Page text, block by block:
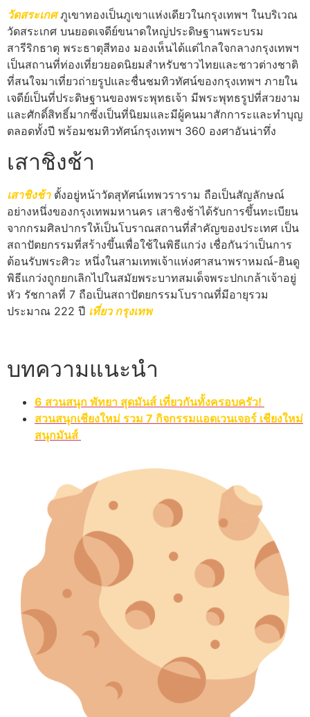
วัดสระเกศภูเขาทองเป็นภูเขาแห่งเดียวในกรุงเทพฯ ในบริเวณ
วัดสระเกศ บนยอดเจดีย์ขนาดใหญ่ประดิษฐานพระบรม
สารีริกธาตุ พระธาตุสีทอง มองเห็นได้แต่ไกลใจกลางกรุงเทพฯ
เป็นสถานที่ท่องเที่ยวยอดนิยมสำหรับชาวไทยและชาวต่างชาติ
ที่สนใจมาเที่ยวถ่ายรูปและชื่นชมทิวทัศน์ของกรุงเทพฯ ภายใน
เจดีย์เป็นที่ประดิษฐานของพระพุทธเจ้า มีพระพุทธรูปที่สวยงาม
และศักดิ์สิทธิ์มากซึ่งเป็นที่นิยมและมีผู้คนมาสักการะและทำบุญ
ตลอดทั้งปี พร้อมชมทิวทัศน์กรุงเทพฯ 360 องศาอันน่าทึ่ง
เสาชิงช้า
เสาชิงช้าตั้งอยู่หน้าวัดสุทัศน์เทพวราราม ถือเป็นสัญลักษณ์
อย่างหนึ่งของกรุงเทพมหานคร เสาชิงช้าได้รับการขึ้นทะเบียน
จากกรมศิลปากรให้เป็นโบราณสถานที่สำคัญของประเทศ เป็น
สถาปัตยกรรมที่สร้างขึ้นเพื่อใช้ในพิธีแกว่ง เชื่อกันว่าเป็นการ
ต้อนรับพระศิวะ หนึ่งในสามเทพเจ้าแห่งศาสนาพราหมณ์-ฮินดู
พิธีแกว่งถูกยกเลิกไปในสมัยพระบาทสมเด็จพระปกเกล้าเจ้าอยู่
หัว รัชกาลที่ 7 ถือเป็นสถาปัตยกรรมโบราณที่มีอายุรวม
ประมาณ 222 ปี เที่ยว กรุงเทพ
บทความแนะนำ
6 สวนสนุก พัทยา สุดมันส์ เที่ยวกันทั้งครอบครัว!
สวนสนุกเชียงใหม่ รวม 7 กิจกรรมแอดเวนเจอร์ เชียงใหม่
สนุกมันส์